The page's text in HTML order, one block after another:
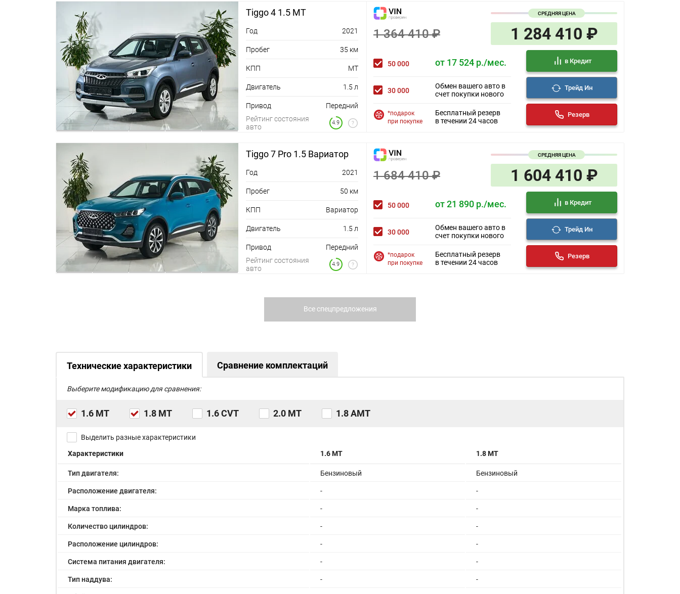
Tiggo 4 1.5 MT
Год 2021
Пробег 35 км
КПП MT
Двигатель 1.5 л
Привод
Передний
Рейтинг состояния
авто
4.9
СРЕДНЯЯ ЦЕНА
1 364 410 ₽ 1 284 410 ₽
50 000 от 17 524 р./мес. в Кредит
30 000
Обмен вашего авто в
счет покупки нового
Трейд Ин
*подарок
при покупке
Бесплатный резерв
в течении 24 часов
Резерв
Tiggo 7 Pro 1.5 Вариатор
Год 2021
Пробег 50 км
КПП Вариатор
Двигатель 1.5 л
Привод
Передний
Рейтинг состояния
авто
4.9
СРЕДНЯЯ ЦЕНА
1 684 410 ₽ 1 604 410 ₽
50 000 от 21 890 р./мес. в Кредит
30 000
Обмен вашего авто в
счет покупки нового
Трейд Ин
*подарок
при покупке
Бесплатный резерв
в течении 24 часов
Резерв
Все спецпредложения
Технические характеристики Сравнение комплектаций
Выберите модификацию для сравнения:
1.6 MT 1.8 MT 1.6 CVT 2.0 MT 1.8 AMT
Выделить разные характеристики
Характеристики
1.6 MT 1.8 MT
Тип двигателя: Бензиновый Бензиновый
Расположение двигателя: - -
Марка топлива: - -
Количество цилиндров: - -
Расположение цилиндров: - -
Система питания двигателя: - -
Тип наддува: - -